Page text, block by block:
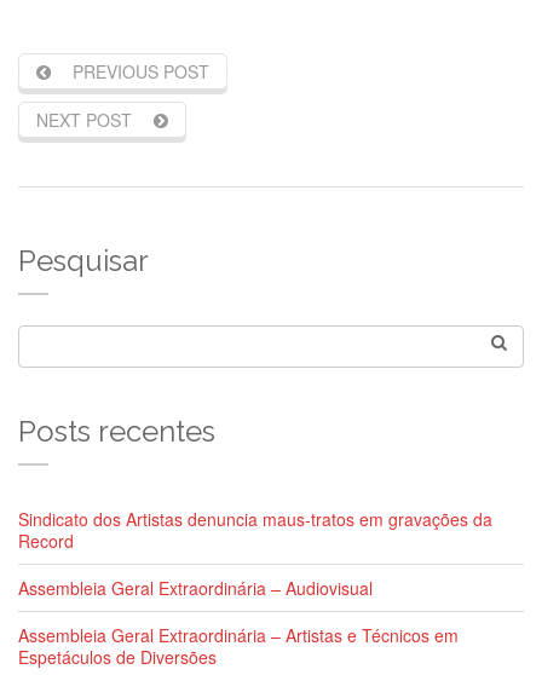
PREVIOUS POST
NEXT POST
Pesquisar
Posts recentes
Sindicato dos Artistas denuncia maus-tratos em gravações da
Record
Assembleia Geral Extraordinária – Audiovisual
Assembleia Geral Extraordinária – Artistas e Técnicos em
Espetáculos de Diversões